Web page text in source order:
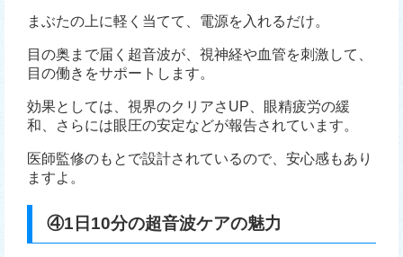
まぶたの上に軽く当てて、電源を入れるだけ。
目の奥まで届く超音波が、視神経や血管を刺激して、
目の働きをサポートします。
効果としては、視界のクリアさUP、眼精疲労の緩
和、さらには眼圧の安定などが報告されています。
医師監修のもとで設計されているので、安心感もあり
ますよ。
④1日10分の超音波ケアの魅力